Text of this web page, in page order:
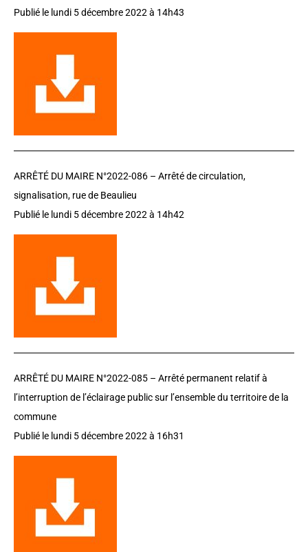
Publié le lundi 5 décembre 2022 à 14h43
ARRÊTÉ DU MAIRE N°2022-086 – Arrêté de circulation,
signalisation, rue de Beaulieu
Publié le lundi 5 décembre 2022 à 14h42
ARRÊTÉ DU MAIRE N°2022-085 – Arrêté permanent relatif à
l’interruption de l’éclairage public sur l’ensemble du territoire de la
commune
Publié le lundi 5 décembre 2022 à 16h31